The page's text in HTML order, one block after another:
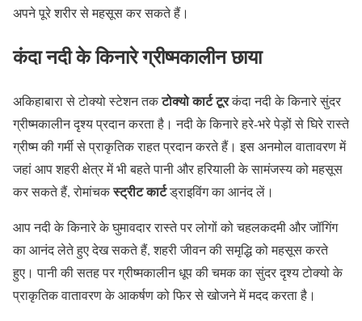
अपने पूरे शरीर से महसूस कर सकते हैं।
कंदा नदी के किनारे ग्रीष्मकालीन छाया
अकिहाबारा से टोक्यो स्टेशन तकटोक्यो कार्ट टूरकंदा नदी के किनारे सुंदर
ग्रीष्मकालीन दृश्य प्रदान करता है। नदी के किनारे हरे-भरे पेड़ों से घिरे रास्ते
ग्रीष्म की गर्मी से प्राकृतिक राहत प्रदान करते हैं। इस अनमोल वातावरण में
जहां आप शहरी क्षेत्र में भी बहते पानी और हरियाली के सामंजस्य को महसूस
कर सकते हैं, रोमांचकस्ट्रीट कार्टड्राइविंग का आनंद लें।
आप नदी के किनारे के घुमावदार रास्ते पर लोगों को चहलकदमी और जॉगिंग
का आनंद लेते हुए देख सकते हैं, शहरी जीवन की समृद्धि को महसूस करते
हुए। पानी की सतह पर ग्रीष्मकालीन धूप की चमक का सुंदर दृश्य टोक्यो के
प्राकृतिक वातावरण के आकर्षण को फिर से खोजने में मदद करता है।